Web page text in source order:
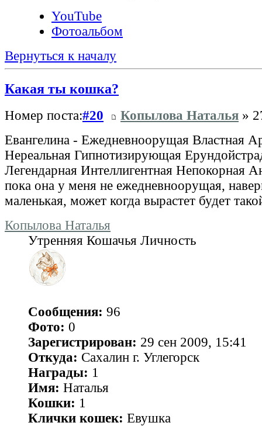
YouTube
Фотоальбом
Вернуться к началу
Какая ты кошка?
Номер поста:#20 Копылова Наталья »
Евангелина - Ежедневноорущая Властная
Нереальная Гипнотизирующая
Легендарная Интеллигентная Непокорная
пока она у меня не ежедневноорущая,
маленькая, может когда вырастет будет
Копылова Наталья
Утренняя Кошачья Личность
Сообщения: 96
Фото: 0
Зарегистрирован: 29 сен 2009, 15:41
Откуда: Сахалин г. Углегорск
Награды: 1
Имя: Наталья
Кошки: 1
Клички кошек: Евушка